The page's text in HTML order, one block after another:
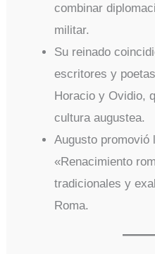
combinar
militar.
Su reinado
escritores y
Horacio y Ovidio,
cultura augustea.
Augusto promovió
«Renacimiento
tradicionales y
Roma.